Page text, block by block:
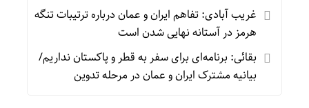
غریب آبادی: تفاهم ایران و عمان درباره ترتیبات تنگه
هرمز در آستانه نهایی شدن است
بقائی: برنامه‌ای برای سفر به قطر و پاکستان نداریم/
بیانیه مشترک ایران و عمان در مرحله تدوین